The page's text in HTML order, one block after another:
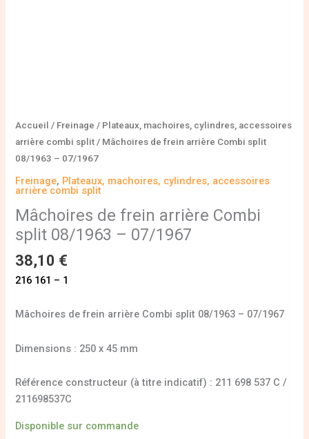
Accueil / Freinage / Plateaux, machoires, cylindres, accessoires
arrière combi split / Mâchoires de frein arrière Combi split
08/1963 – 07/1967
Freinage, Plateaux, machoires, cylindres, accessoires
arrière combi split
Mâchoires de frein arrière Combi
split 08/1963 – 07/1967
38,10 €
216 161 – 1
Mâchoires de frein arrière Combi split 08/1963 – 07/1967
Dimensions : 250 x 45 mm
Référence constructeur (à titre indicatif) : 211 698 537 C /
211698537C
Disponible sur commande